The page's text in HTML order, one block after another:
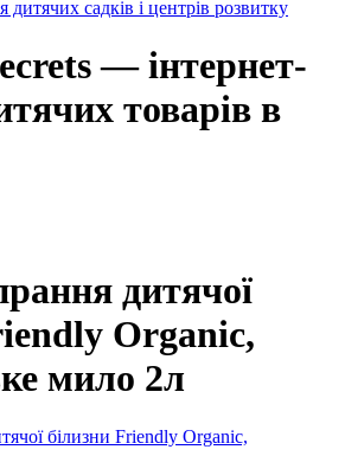
дитячих садків і центрів розвитку
— інтернет-
товарів в
дитячої
Organic,
мило 2л